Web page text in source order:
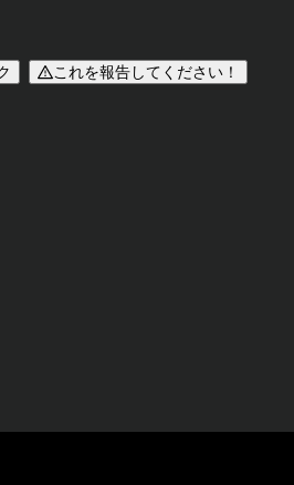
これを報告してください！